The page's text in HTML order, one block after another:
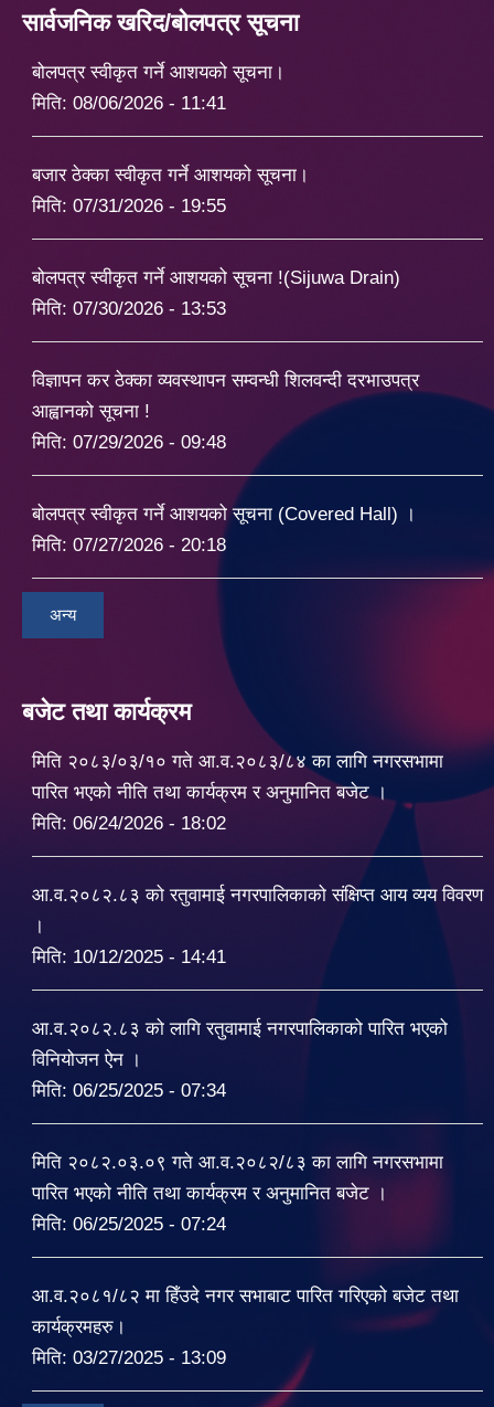
सार्वजनिक खरिद/बोलपत्र सूचना
बोलपत्र स्वीकृत गर्ने आशयको सूचना।
मिति: 08/06/2026 - 11:41
बजार ठेक्का स्वीकृत गर्ने आशयको सूचना।
मिति: 07/31/2026 - 19:55
बोलपत्र स्वीकृत गर्ने आशयको सूचना !(Sijuwa Drain)
मिति: 07/30/2026 - 13:53
विज्ञापन कर ठेक्का व्यवस्थापन सम्वन्धी शिलवन्दी दरभाउपत्र
आह्वानको सूचना !
मिति: 07/29/2026 - 09:48
बोलपत्र स्वीकृत गर्ने आशयको सूचना (Covered Hall) ।
मिति: 07/27/2026 - 20:18
अन्य
बजेट तथा कार्यक्रम
मिति २०८३/०३/१० गते आ.व.२०८३/८४ का लागि नगरसभामा
पारित भएको नीति तथा कार्यक्रम र अनुमानित बजेट ।
मिति: 06/24/2026 - 18:02
आ.व.२०८२.८३ को रतुवामाई नगरपालिकाको संक्षिप्त आय व्यय विवरण
।
मिति: 10/12/2025 - 14:41
आ.व.२०८२.८३ को लागि रतुवामाई नगरपालिकाको पारित भएको
विनियोजन ऐन ।
मिति: 06/25/2025 - 07:34
मिति २०८२.०३.०९ गते आ.व.२०८२/८३ का लागि नगरसभामा
पारित भएको नीति तथा कार्यक्रम र अनुमानित बजेट ।
मिति: 06/25/2025 - 07:24
आ.व.२०८१/८२ मा हिँउदे नगर सभाबाट पारित गरिएको बजेट तथा
कार्यक्रमहरु।
मिति: 03/27/2025 - 13:09